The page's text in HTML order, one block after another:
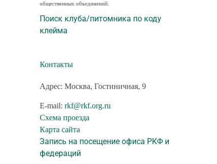
общественных объединений.
Поиск клуба/питомника по коду
клейма
Контакты
Адрес: Москва, Гостиничная, 9
E-mail: rkf@rkf.org.ru
Схема проезда
Карта сайта
Запись на посещение офиса РКФ и
федераций